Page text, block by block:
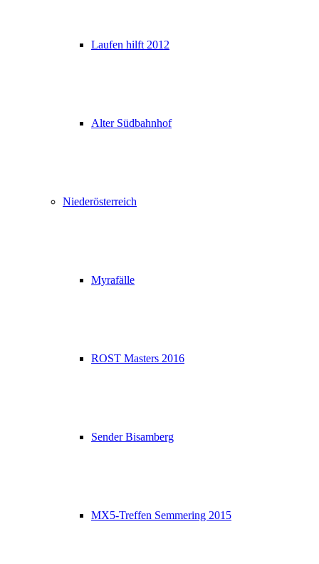
Laufen hilft 2012
Alter Südbahnhof
Niederösterreich
Myrafälle
ROST Masters 2016
Sender Bisamberg
MX5-Treffen Semmering 2015